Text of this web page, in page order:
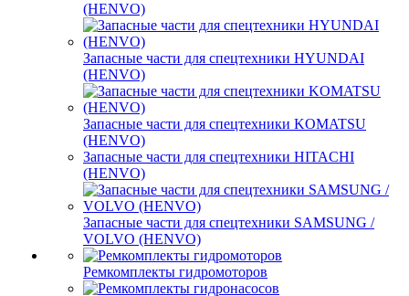
(HENVO)
Запасные части для спецтехники HYUNDAI
(HENVO)
Запасные части для спецтехники KOMATSU
(HENVO)
Запасные части для спецтехники HITACHI
(HENVO)
Запасные части для спецтехники SAMSUNG /
VOLVO (HENVO)
Ремкомплекты гидромоторов